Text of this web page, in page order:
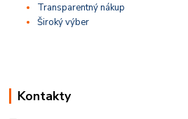
Transparentný nákup
Široký výber
Kontakty